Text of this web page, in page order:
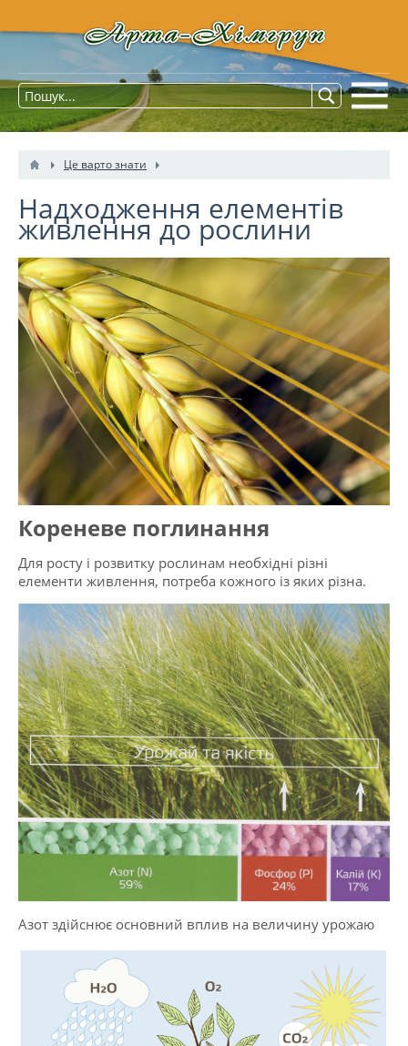
Це варто знати
Надходження елементів
живлення до рослини
Кореневе поглинання
Для росту і розвитку рослинам необхідні різні
елементи живлення, потреба кожного із яких різна.
Азот здійснює основний вплив на величину урожаю